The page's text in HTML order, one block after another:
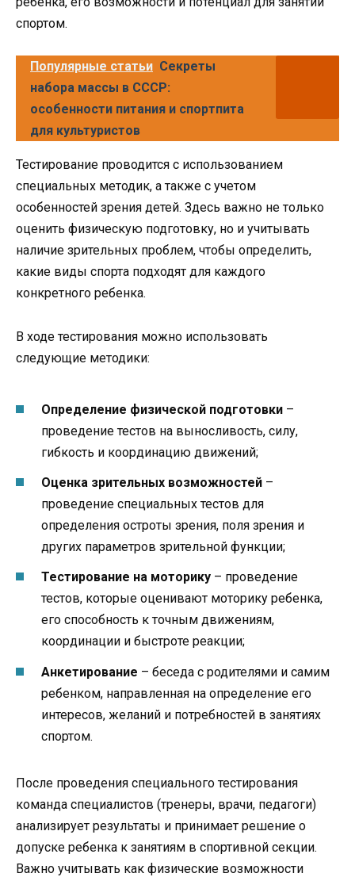
спортом.
Популярные статьи Секреты
набора массы в СССР:
особенности питания и спортпита
для культуристов
Тестирование проводится с использованием
специальных методик, а также с учетом
особенностей зрения детей. Здесь важно не только
оценить физическую подготовку, но и учитывать
наличие зрительных проблем, чтобы определить,
какие виды спорта подходят для каждого
конкретного ребенка.
В ходе тестирования можно использовать
следующие методики:
Определение физической подготовки –
проведение тестов на выносливость, силу,
гибкость и координацию движений;
Оценка зрительных возможностей –
проведение специальных тестов для
определения остроты зрения, поля зрения и
других параметров зрительной функции;
Тестирование на моторику – проведение
тестов, которые оценивают моторику ребенка,
его способность к точным движениям,
координации и быстроте реакции;
Анкетирование – беседа с родителями и самим
ребенком, направленная на определение его
интересов, желаний и потребностей в занятиях
спортом.
После проведения специального тестирования
команда специалистов (тренеры, врачи, педагоги)
анализирует результаты и принимает решение о
допуске ребенка к занятиям в спортивной секции.
Важно учитывать как физические возможности